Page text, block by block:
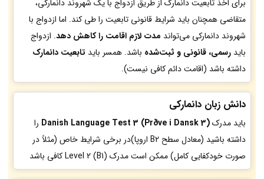
برای اخذ تابعیت دانمارک از طریق ازدواج با یک شهروند دانمارکی،
متقاضی همچنان باید شرایط قانونی تابعیت را طی کند. اما ازدواج با
شهروند دانمارکی می‌تواند مدت لازم اقامت را کاهش دهد. ازدواج
باید رسمی، قانونی و ثبت‌شده باشد. همسر باید تابعیت دانمارک
داشته باشد (اقامت دائم کافی نیست).
دانش زبان دانمارکی
باید مدرکDanish Language Test 3 (Prøve i Dansk 3) را
داشته باشید (معادل سطح B2 اروپا)در برخی شرایط خاص (مثلاً در
صورت خودکفایی کامل) ممکن است مدرک Level 2 (B1) کافی باشد